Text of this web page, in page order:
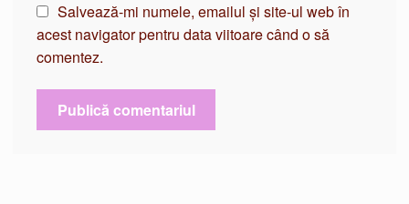
Salvează-mi numele, emailul și site-ul web în
acest navigator pentru data viitoare când o să
comentez.